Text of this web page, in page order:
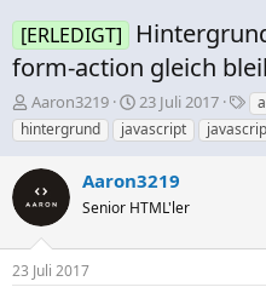
[ERLEDIGT]
form-action gleich
E
r
s
t
e
l
l
e
r
Aaron3219
E
r
s
e
l
t
23 Juli 2017
S
c
h
o
hintergrund
javascript
Aaron3219
Senior HTML'ler
23 Juli 2017